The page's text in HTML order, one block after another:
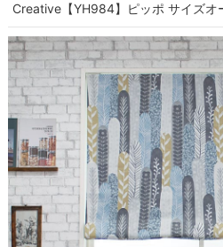
Creative【YH984】ピッポ サイズオ